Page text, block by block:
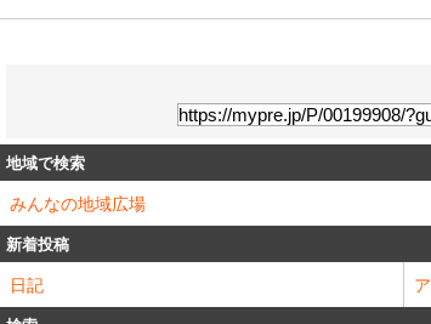
地域で検索
みんなの地域広場
新着投稿
日記